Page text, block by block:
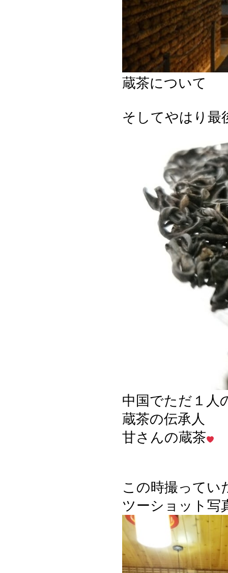
蔵茶について
そしてやはり最
中国でただ１人
蔵茶の伝承人
甘さんの蔵茶
この時撮ってい
ツーショット写